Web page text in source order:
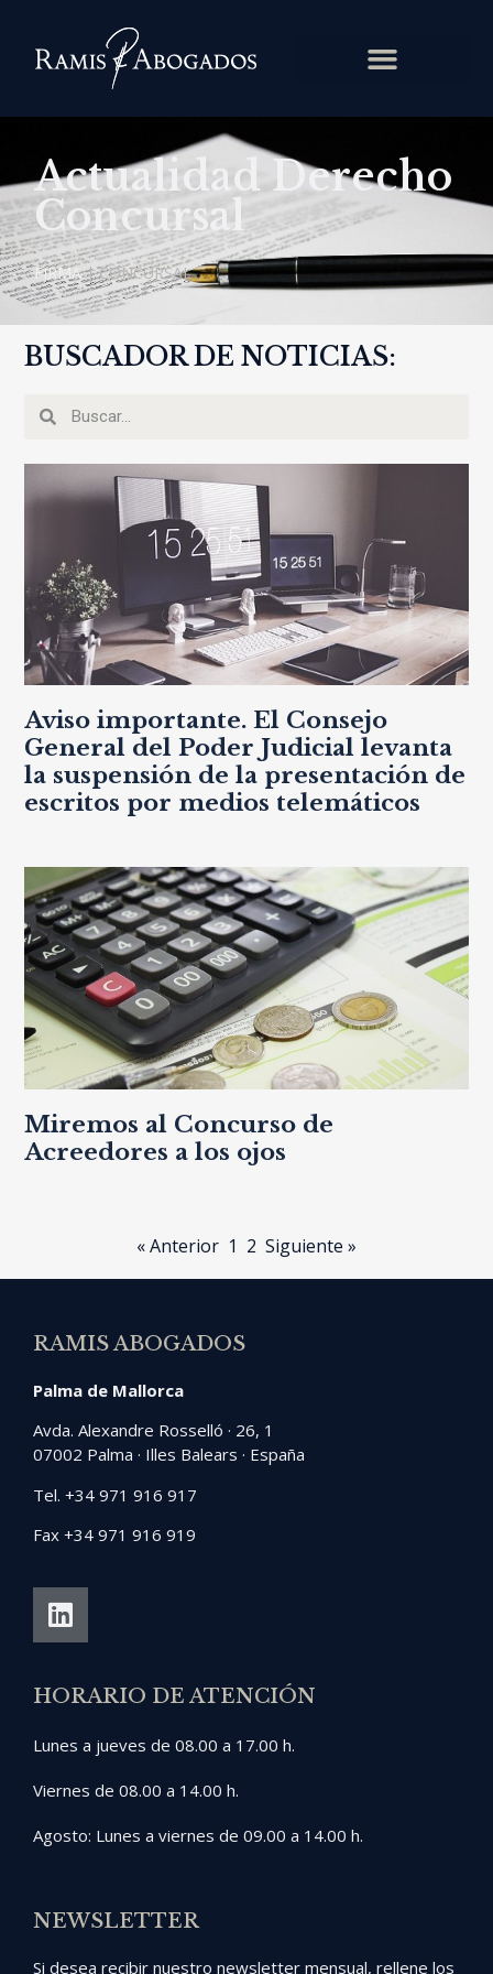
Actualidad Derecho
Concursal
FIRMA|CONCURSAL
BUSCADOR DE NOTICIAS:
Aviso importante. El Consejo
General del Poder Judicial levanta
la suspensión de la presentación de
escritos por medios telemáticos
Miremos al Concurso de
Acreedores a los ojos
« Anterior 1 2 Siguiente »
RAMIS ABOGADOS
Palma de Mallorca
Avda. Alexandre Rosselló · 26, 1
07002 Palma · Illes Balears · España
Tel. +34 971 916 917
Fax +34 971 916 919
HORARIO DE ATENCIÓN
Lunes a jueves de 08.00 a 17.00 h.
Viernes de 08.00 a 14.00 h.
Agosto: Lunes a viernes de 09.00 a 14.00 h.
NEWSLETTER
Si desea recibir nuestro newsletter mensual, rellene los